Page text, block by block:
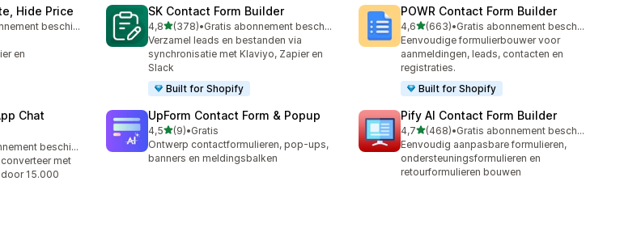
Hide Price
Gratis abonnement beschikbaar
en
SK Contact Form Builder
4,8van 5 sterren
(378)
378 recensies in totaal
•
Gratis abonnement beschikbaar
Verzamel leads en bestanden via
synchronisatie met Klaviyo, Zapier en
Slack
Built for Shopify
POWR Contact Form Builder
4,6van 5 sterren
(663)
663 recensies in totaal
•
Gratis abonnement beschikbaar
Eenvoudige formulierbouwer voor
aanmeldingen, leads, contacten en
registraties.
Built for Shopify
Chat
Gratis abonnement beschikbaar
met
15.000
UpForm Contact Form & Popup
4,5van 5 sterren
(9)
9 recensies in totaal
•Gratis
Ontwerp contactformulieren, pop-ups,
banners en meldingsbalken
Pify AI Contact Form Builder
4,7van 5 sterren
(468)
468 recensies in totaal
•
Gratis abonnement beschikbaar
Eenvoudig aanpasbare formulieren,
ondersteuningsformulieren en
retourformulieren bouwen